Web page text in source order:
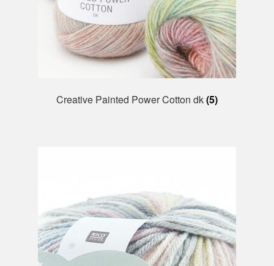
Creative Painted Power Cotton dk(5)